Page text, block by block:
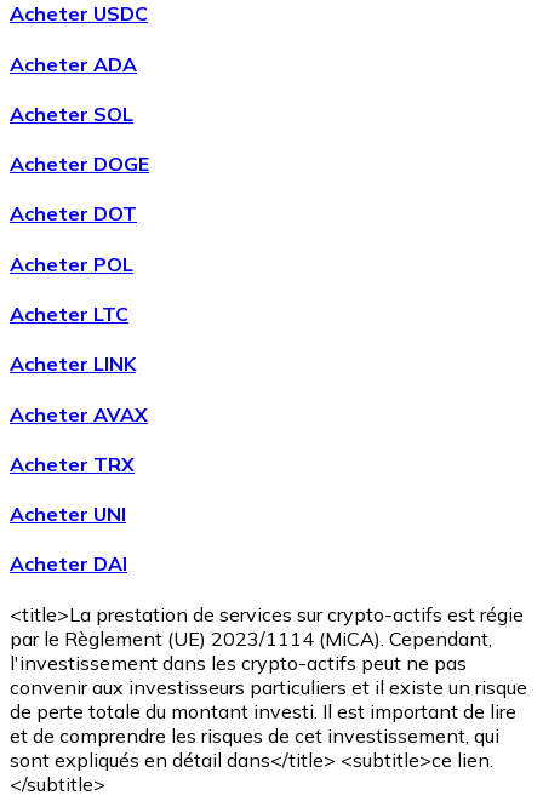
Acheter Avalanche
AVAX
SHIB
AcheterUniswap
Acheter USDC
Acheter ADA
Acheter SOL
Acheter DOGE
Acheter DOT
Acheter POL
Acheter LTC
Acheter LINK
Acheter AVAX
Acheter TRX
Acheter UNI
Acheter DAI
<title>La prestation de services sur crypto-actifs est régie
par le Règlement (UE) 2023/1114 (MiCA). Cependant,
l'investissement dans les crypto-actifs peut ne pas
convenir aux investisseurs particuliers et il existe un risque
de perte totale du montant investi. Il est important de lire
et de comprendre les risques de cet investissement, qui
sont expliqués en détail dans</title> <subtitle>ce lien.
</subtitle>